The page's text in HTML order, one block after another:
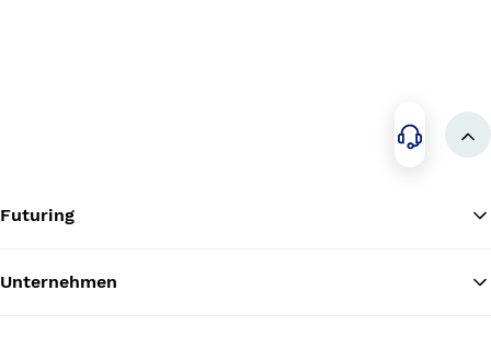
Kontakt
Futuring
Unternehmen